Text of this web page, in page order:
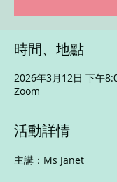
時間、地點
2026年3月12日 下午
Zoom
活動詳情
主講：Ms Janet